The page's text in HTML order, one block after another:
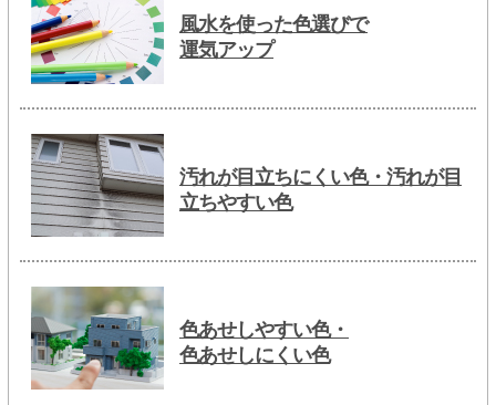
風水を使った色選びで
運気アップ
汚れが目立ちにくい色・汚れが目
立ちやすい色
色あせしやすい色・
色あせしにくい色